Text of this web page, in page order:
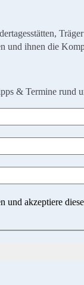
und ihnen die
& Termine rund
und akzeptiere